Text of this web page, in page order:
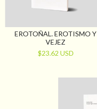
EROTOÑAL. EROTISMO Y
VEJEZ
$23.62 USD